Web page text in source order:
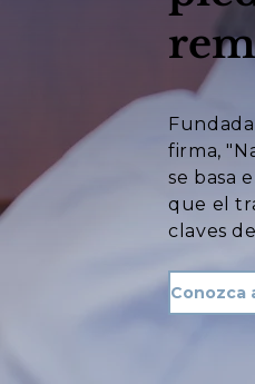
firma,
se basa
que el
claves